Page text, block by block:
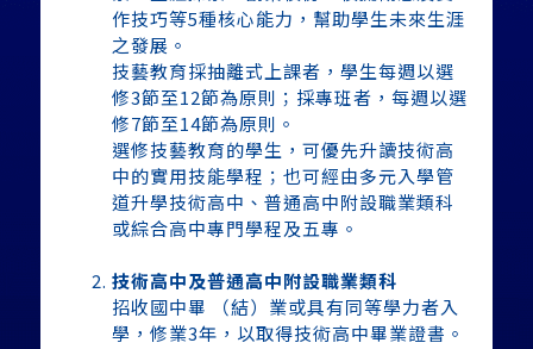
作技巧等5種核心能力，幫助學生未來生涯
之發展。
技藝教育採抽離式上課者，學生每週以選
修3節至12節為原則；採專班者，每週以選
修7節至14節為原則。
選修技藝教育的學生，可優先升讀技術高
中的實用技能學程；也可經由多元入學管
道升學技術高中、普通高中附設職業類科
或綜合高中專門學程及五專。
技術高中及普通高中附設職業類科
招收國中畢 （結）業或具有同等學力者入
學，修業3年，以取得技術高中畢業證書。